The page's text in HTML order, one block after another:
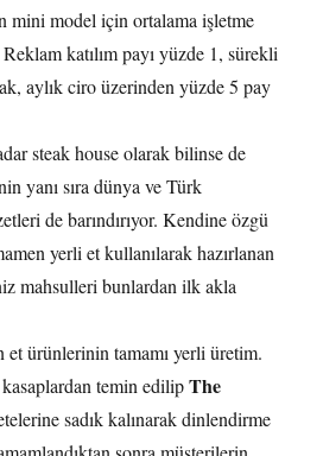
mini model için ortalama işletme
katılım payı yüzde 1, sürekli
aylık ciro üzerinden yüzde 5 pay
steak house olarak bilinse de
yanı sıra dünya ve Türk
de barındırıyor. Kendine özgü
yerli et kullanılarak hazırlanan
mahsulleri bunlardan ilk akla
et ürünlerinin tamamı yerli üretim.
temin edilipThe
sadık kalınarak dinlendirme